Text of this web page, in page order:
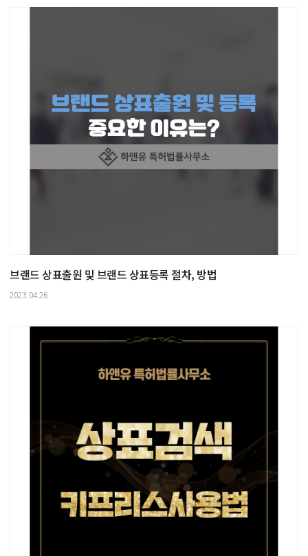
브랜드 상표출원 및 브랜드 상표등록 절차, 방법
2023.04.26